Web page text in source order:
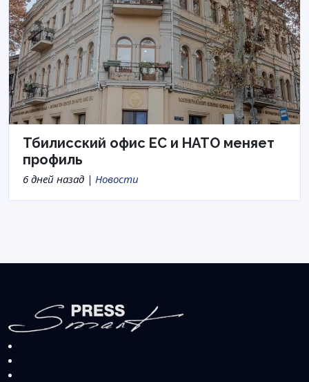
Тбилисский офис ЕС и НАТО меняет
профиль
6 дней назад | Новости